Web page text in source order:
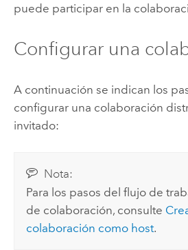
puede participar en la
Configurar una
A continuación se indican los
configurar una colaboración
invitado:
Nota:
Para los pasos del flujo de
de colaboración, consulte
colaboración como host.